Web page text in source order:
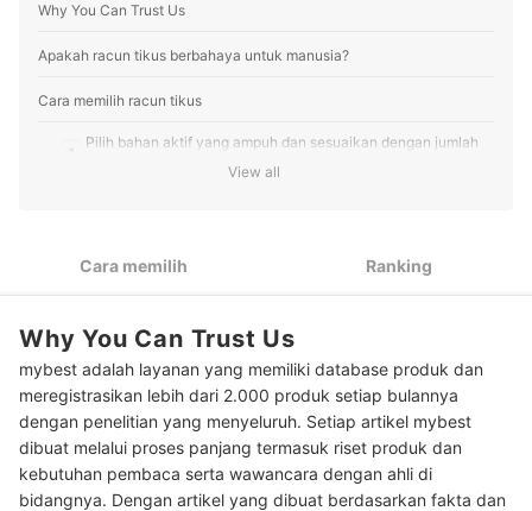
menghadirkan konten informatif dan tepercaya.
Why You Can Trust Us
Apakah racun tikus berbahaya untuk manusia?
Cara memilih racun tikus
1
Pilih bahan aktif yang ampuh dan sesuaikan dengan jumlah
Peringkat Racun Tikus Terbaik
Baca juga rekomendasi racun tikus lainnya di sini
View all
Cara memilih Ranking
Why You Can Trust Us
mybest adalah layanan yang memiliki database produk dan
meregistrasikan lebih dari 2.000 produk setiap bulannya
dengan penelitian yang menyeluruh. Setiap artikel mybest
dibuat melalui proses panjang termasuk riset produk dan
kebutuhan pembaca serta wawancara dengan ahli di
bidangnya. Dengan artikel yang dibuat berdasarkan fakta dan